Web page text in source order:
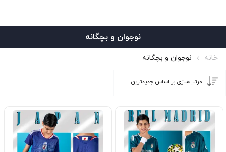
نوجوان و بچگانه
خانه نوجوان و بچگانه